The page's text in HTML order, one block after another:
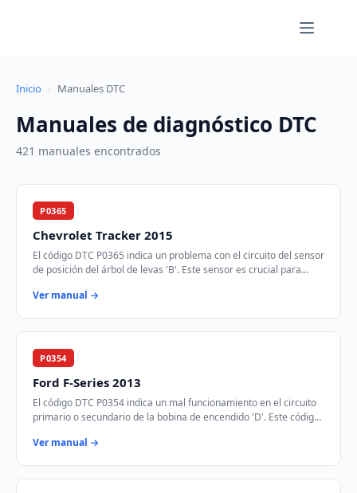
Inicio › Manuales DTC
Manuales de diagnóstico DTC
421 manuales encontrados
P0365
Chevrolet Tracker 2015
El código DTC P0365 indica un problema con el circuito del sensor
de posición del árbol de levas 'B'. Este sensor es crucial para
Ver manual →
P0354
Ford F-Series 2013
El código DTC P0354 indica un mal funcionamiento en el circuito
primario o secundario de la bobina de encendido 'D'. Este código
Ver manual →